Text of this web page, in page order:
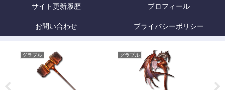
サイト更新履歴 プロフィール
お問い合わせ プライバシーポリシー
グラブル グラブル